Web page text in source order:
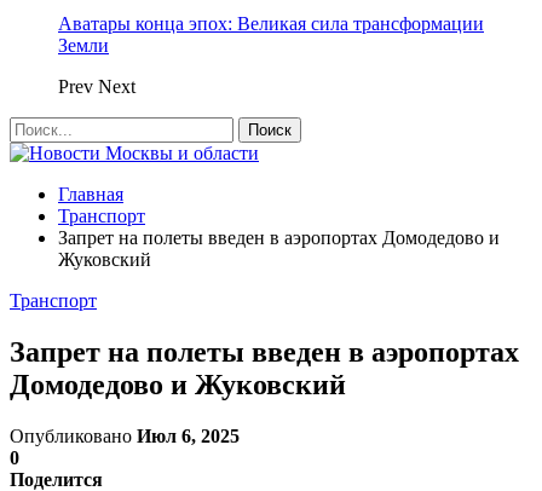
Аватары конца эпох: Великая сила трансформации
Земли
Prev Next
Главная
Транспорт
Запрет на полеты введен в аэропортах Домодедово и
Жуковский
Транспорт
Запрет на полеты введен в аэропортах
Домодедово и Жуковский
Опубликовано Июл 6, 2025
0
Поделится